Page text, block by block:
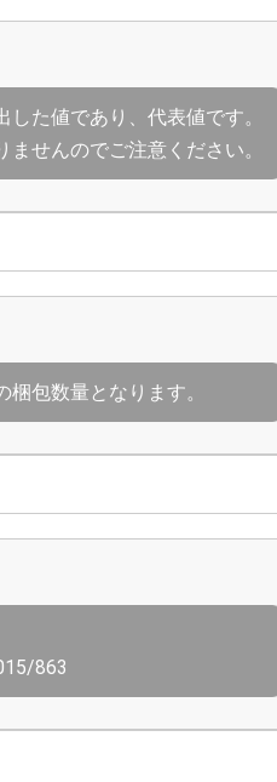
た値であり、代表値です。
せんのでご注意ください。
包数量となります。
863